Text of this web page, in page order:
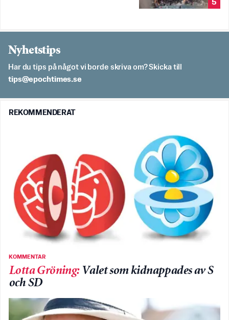
5
Nyhetstips
Har du tips på något vi borde skriva om? Skicka till
es.semithcope@spit
REKOMMENDERAT
KOMMENTAR
Lotta Gröning: Valet som kidnappades av S
och SD